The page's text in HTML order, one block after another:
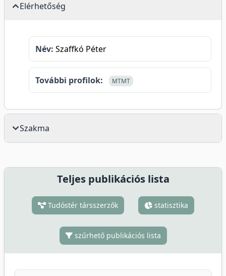
Elérhetőség
Név: Szaffkó Péter
További profilok: MTMT
Szakma
Teljes publikációs lista
Tudóstér társszerzők statisztika
szűrhető publikációs lista